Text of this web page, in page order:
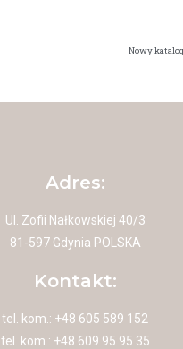
Nowy
Adres:
Ul. Zofii Nałkowskiej 40/3
81-597 Gdynia POLSKA
Kontakt:
tel. kom.: +48 605 589 152
tel. kom.: +48 609 95 95 35